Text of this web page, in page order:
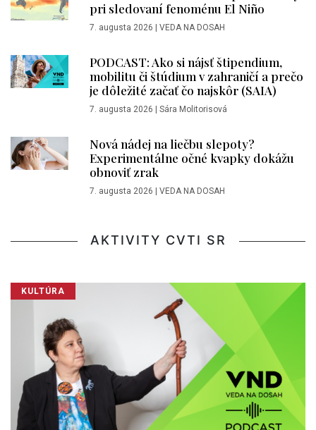
pri sledovaní fenoménu El Niño
7. augusta 2026 VEDA NA DOSAH
PODCAST: Ako si nájsť štipendium,
mobilitu či štúdium v zahraničí a prečo
je dôležité začať čo najskôr (SAIA)
7. augusta 2026 Sára Molitorisová
Nová nádej na liečbu slepoty?
Experimentálne očné kvapky dokážu
obnoviť zrak
7. augusta 2026 VEDA NA DOSAH
AKTIVITY CVTI SR
KULTÚRA